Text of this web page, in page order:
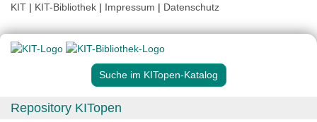
KIT | KIT-Bibliothek | Impressum | Datenschutz
Suche im KITopen-Katalog
Repository KITopen